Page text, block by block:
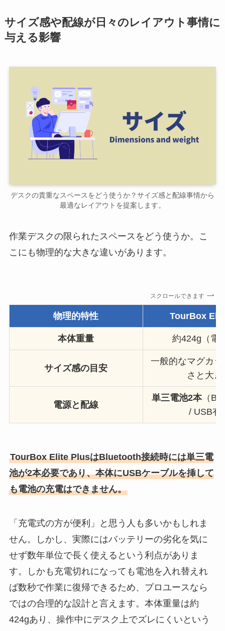
サイズ感や配線が日々のレイアウト事情に
与える影響
デスクの貴重なスペースをどう使うか？サイズ感と配線事情から
最適なレイアウトを提案します。
作業デスクの限られたスペースをどう使うか。こ
こにも物理的な大きな違いがあります。
スクロールできます
物理的特性 TourBox
本体重量 約424g（電
サイズ感の目安
一般的なマグカ
さと大
電源と配線
単三電池2本（
/ USB有
TourBox Elite PlusはBluetooth接続時には単三電
池が2本必要であり、本体にUSBケーブルを挿して
も電池の充電はできません。
「充電式の方が便利」と思う人も多いかもしれま
せん。しかし、実際にはバッテリーの劣化を気に
せず数年単位で長く使えるという利点がありま
す。しかも充電切れになっても電池を入れ替えれ
ば数秒で作業に復帰できるため、プロユースなら
ではの合理的な設計と言えます。本体重量は約
424gあり、操作中にデスク上でズレにくいという